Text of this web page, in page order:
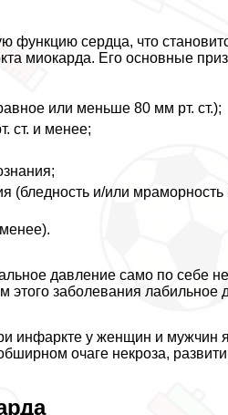
сердца, что
миокарда. Его основные
или меньше 80 мм рт. ст.);
ст. и менее;
(бледность и/или
давление само по себе
этого заболевания лабильное
инфаркте у женщин и мужчин
очаге некроза,